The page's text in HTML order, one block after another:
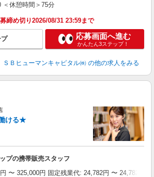
＜休憩時間＞75分
締め切り2026/08/31 23:59まで
プ 応募画面へ進む
かんたん3ステップ！
ＳＢヒューマンキャピタル㈱ の他の求人をみる
ける★
プの携帯販売スタッフ
〜 325,000円 固定残業代: 24,782円 〜 24,782円